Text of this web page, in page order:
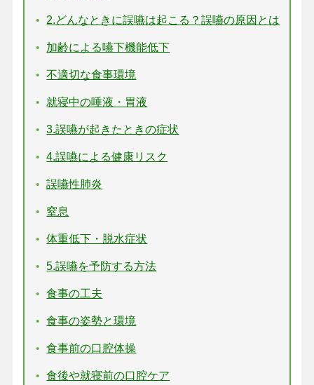
2.どんなときに誤嚥は起こる？誤嚥の原因とは
加齢による嚥下機能低下
不適切な食事環境
就寝中の唾液・胃液
3.誤嚥が起きたときの症状
4.誤嚥による健康リスク
誤嚥性肺炎
窒息
体重低下・脱水症状
5.誤嚥を予防する方法
食事の工夫
食事の姿勢と環境
食事前の口腔体操
食後や就寝前の口腔ケア